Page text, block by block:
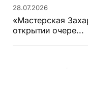
28.07.2026
«Мастерская
открытии очере...